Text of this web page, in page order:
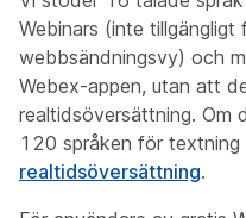
Webinars (inte tillgängligt
webbsändningsvy) och
Webex-appen, utan att
realtidsöversättning. Om
120 språken för
realtidsöversättning.